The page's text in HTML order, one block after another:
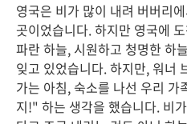
영국은 비가 많이 내려 버버리
곳이었습니다. 하지만 영국에
파란 하늘, 시원하고 청명한 하
잊고 있었습니다. 하지만, 워너
가는 아침, 숙소를 나선 우리
지!" 하는 생각을 했습니다. 비